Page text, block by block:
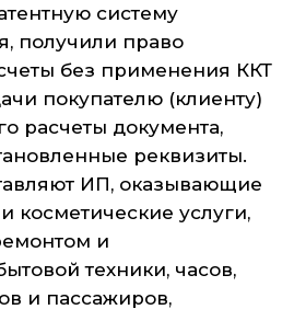
систему
получили право
без применения ККТ
покупателю (клиенту)
расчеты документа,
реквизиты.
ИП, оказывающие
косметические услуги,
и
техники, часов,
и пассажиров,